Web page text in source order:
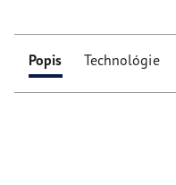
Popis Technológie